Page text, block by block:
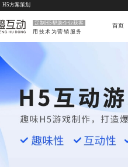
H5方案策划
定制H5帮助企业获客
用技术为营销服务
首页